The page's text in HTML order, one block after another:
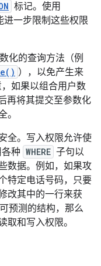
标记。使用
进一步限制这些权限
化的查询方法（例
），以免产生来
如果以组合用户数
再将其提交至参数化
。
全。写入权限允许使
种 WHERE 子句以
数据。例如，如果攻
特定电话号码，只要
改其中的一行来获
预测的结构，那么
取和写入权限。